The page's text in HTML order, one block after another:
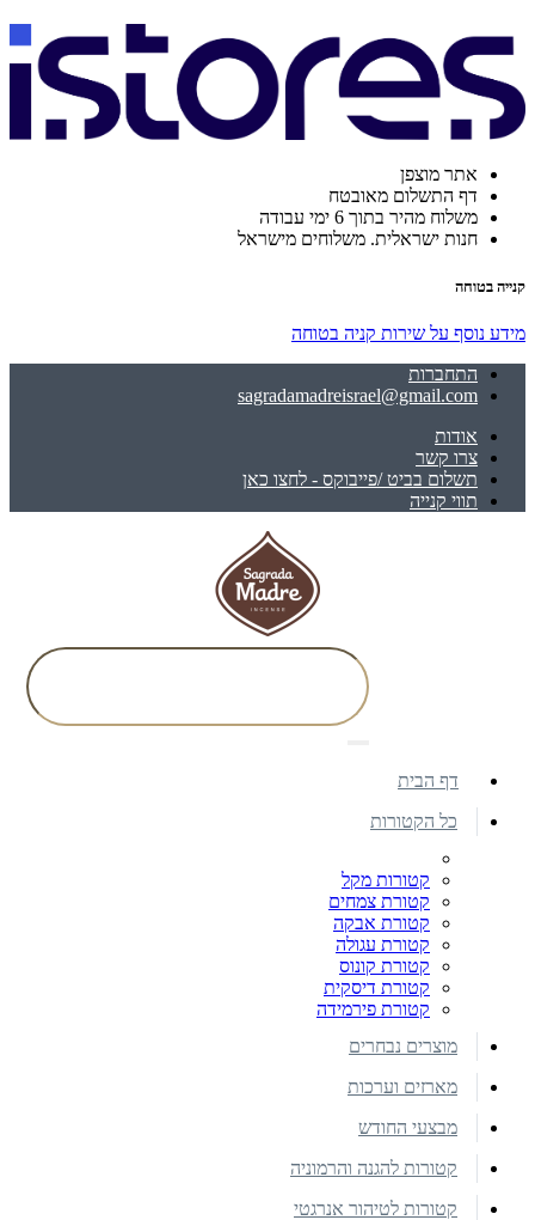
אתר מוצפן
דף התשלום מאובטח
משלוח מהיר בתוך 6 ימי עבודה
חנות ישראלית. משלוחים מישראל
קנייה בטוחה
מידע נוסף על שירות קניה בטוחה
התחברות
sagradamadreisrael@gmail.com
אודות
צרו קשר
תשלום בביט /פייבוקס - לחצו כאן
תווי קנייה
דף הבית
כל הקטורות
קטורות מקל
קטורת צמחים
קטורת אבקה
קטורת עגולה
קטורת קונוס
קטורת דיסקית
קטורת פירמידה
מוצרים נבחרים
מארזים וערכות
מבצעי החודש
קטורות להגנה והרמוניה
קטורות לטיהור אנרגטי